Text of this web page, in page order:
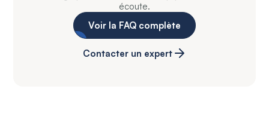
écoute.
Voir la FAQ complète
Contacter un expert